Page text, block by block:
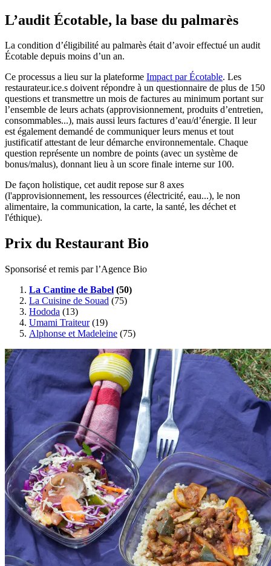
L’audit Écotable, la base du palmarès
La condition d’éligibilité au palmarès était d’avoir effectué un audit
Écotable depuis moins d’un an.
Ce processus a lieu sur la plateforme Impact par Écotable. Les
restaurateur.ice.s doivent répondre à un questionnaire de plus de 150
questions et transmettre un mois de factures au minimum portant sur
l’ensemble de leurs achats (approvisionnement, produits d’entretien,
consommables...), mais aussi leurs factures d’eau/d’énergie. Il leur
est également demandé de communiquer leurs menus et tout
justificatif attestant de leur démarche environnementale. Chaque
question représente un nombre de points (avec un système de
bonus/malus), donnant lieu à un score finale interne sur 100.
De façon holistique, cet audit repose sur 8 axes
(l'approvisionnement, les ressources (électricité, eau...), le non
alimentaire, la communication, la carte, la santé, les déchet et
l'éthique).
Prix du Restaurant Bio
Sponsorisé et remis par l’Agence Bio
La Cantine de Babel (50)
La Cuisine de Souad (75)
Hododa (13)
Umami Traiteur(19)
Alphonse et Madeleine (75)